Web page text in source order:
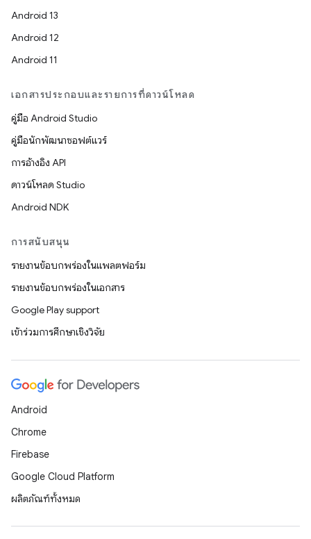
Android 13
Android 12
Android 11
เอกสารประกอบและรายการที่ดาวน์โหลด
คู่มือ Android Studio
คู่มือนักพัฒนาซอฟต์แวร์
การอ้างอิง API
ดาวน์โหลด Studio
Android NDK
การสนับสนุน
รายงานข้อบกพร่องในแพลตฟอร์ม
รายงานข้อบกพร่องในเอกสาร
Google Play support
เข้าร่วมการศึกษาเชิงวิจัย
Android
Chrome
Firebase
Google Cloud Platform
ผลิตภัณฑ์ทั้งหมด